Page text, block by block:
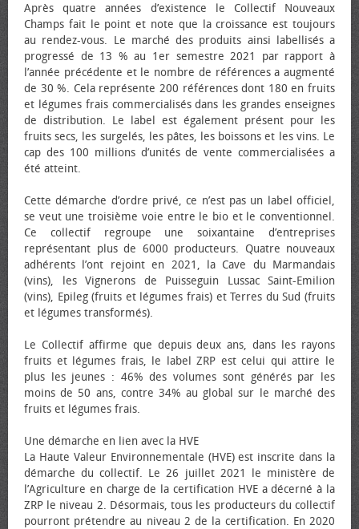
Après quatre années d’existence le Collectif Nouveaux
Champs fait le point et note que la croissance est toujours
au rendez-vous. Le marché des produits ainsi labellisés a
progressé de 13 % au 1er semestre 2021 par rapport à
l’année précédente et le nombre de références a augmenté
de 30 %. Cela représente 200 références dont 180 en fruits
et légumes frais commercialisés dans les grandes enseignes
de distribution. Le label est également présent pour les
fruits secs, les surgelés, les pâtes, les boissons et les vins. Le
cap des 100 millions d’unités de vente commercialisées a
été atteint.
Cette démarche d’ordre privé, ce n’est pas un label officiel,
se veut une troisième voie entre le bio et le conventionnel.
Ce collectif regroupe une soixantaine d’entreprises
représentant plus de 6000 producteurs. Quatre nouveaux
adhérents l’ont rejoint en 2021, la Cave du Marmandais
(vins), les Vignerons de Puisseguin Lussac Saint-Emilion
(vins), Epileg (fruits et légumes frais) et Terres du Sud (fruits
et légumes transformés).
Le Collectif affirme que depuis deux ans, dans les rayons
fruits et légumes frais, le label ZRP est celui qui attire le
plus les jeunes : 46% des volumes sont générés par les
moins de 50 ans, contre 34% au global sur le marché des
fruits et légumes frais.
Une démarche en lien avec la HVE
La Haute Valeur Environnementale (HVE) est inscrite dans la
démarche du collectif. Le 26 juillet 2021 le ministère de
l’Agriculture en charge de la certification HVE a décerné à la
ZRP le niveau 2. Désormais, tous les producteurs du collectif
pourront prétendre au niveau 2 de la certification. En 2020